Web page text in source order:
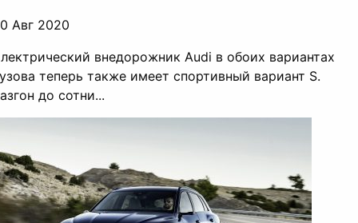
Авг 2020
внедорожник Audi в обоих вариантах
теперь также имеет спортивный вариант S.
до сотни...